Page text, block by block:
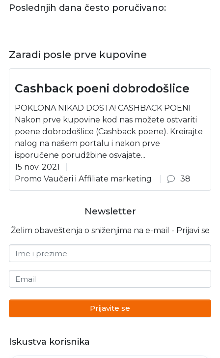
Poslednjih dana često poručivano:
Zaradi posle prve kupovine
Cashback poeni dobrodošlice
POKLONA NIKAD DOSTA! CASHBACK POENI
Nakon prve kupovine kod nas možete ostvariti
poene dobrodošlice (Cashback poene). Kreirajte
nalog na našem portalu i nakon prve
isporučene porudžbine osvajate...
15 nov. 2021
Promo Vaučeri i Affiliate marketing
38
Newsletter
Želim obaveštenja o sniženjima na e-mail - Prijavi se
Ime i prezime
Email
Prijavite se
Iskustva korisnika